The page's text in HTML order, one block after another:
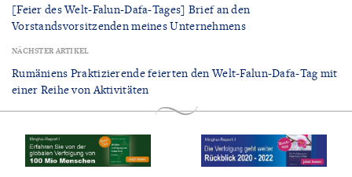
[Feier des Welt-Falun-Dafa-Tages] Brief an den
Vorstandsvorsitzenden meines Unternehmens
NÄCHSTER ARTIKEL
Rumäniens Praktizierende feierten den Welt-Falun-Dafa-Tag mit
einer Reihe von Aktivitäten